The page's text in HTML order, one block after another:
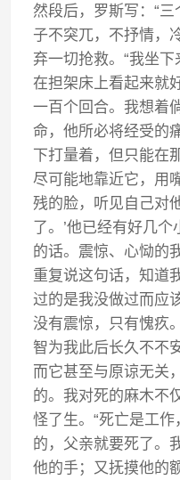
然段后，罗斯写：“
子不突兀，不抒情，
弃一切抢救。“我坐
在担架床上看起来就
一百个回合。我想着
命，他所必将经受的
下打量着，但只能在
尽可能地靠近它，用
残的脸，听见自己对
了。’他已经有好几
的话。震惊、心恸的
重复说这句话，知道
过的是我没做过而应
没有震惊，只有愧疚
智为我此后长久不不
而它甚至与原谅无关
的。我对死的麻木不
怪了生。“死亡是工
的，父亲就要死了。
他的手；又抚摸他的